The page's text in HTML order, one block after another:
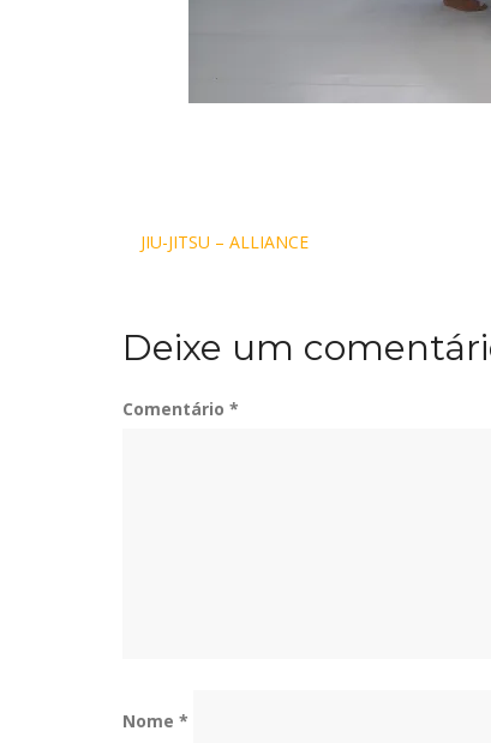
Navegação
Post
JIU-JITSU – ALLIANCE
Deixe um
Comentário *
Nome *